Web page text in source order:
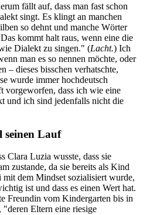
fällt auf, dass man fast schon
singt. Es klingt an manchen
so dehnt und manche Wörter
kommt halt raus, wenn eine die
Dialekt zu singen." (Lacht.) Ich
man es so nennen möchte, oder
– dieses bisschen verhatschte,
wurde immer hochdeutsch
vorgeworfen, dass ich wie eine
und ich sind jedenfalls nicht die
seinen Lauf
Clara Luzia wusste, dass sie
zustande, da sie bereits als Kind
mit dem Mindset sozialisiert wurde,
ist und dass es einen Wert hat.
Freundin vom Kindergarten bis in
Eltern eine riesige